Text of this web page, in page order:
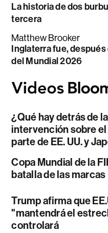
La historia de dos
tercera
Matthew Brooker
Inglaterra fue, después
del Mundial 2026
¿Qué hay detrás de
intervención sobre el
parte de EE. UU. y
Copa Mundial de la
batalla de las marcas
Trump afirma que
"mantendrá el
controlará